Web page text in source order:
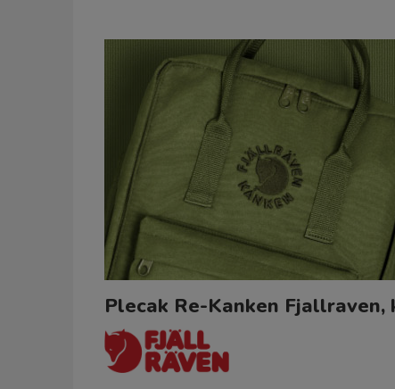
Plecak Re-Kanken Fjallraven,